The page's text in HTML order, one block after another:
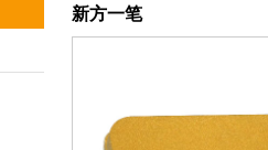
新方一笔